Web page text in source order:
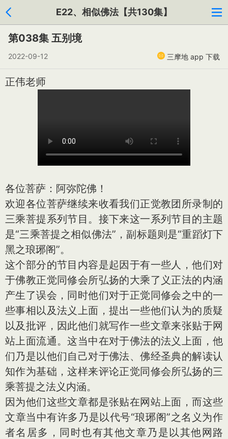
E22、相似佛法【共130集】
第038集 五别境
2022-09-12 三摩地 app 下载
正伟老师
各位菩萨：阿弥陀佛！
欢迎各位菩萨继续来收看我们正觉教团所录制的
三乘菩提系列节目。接下来这一系列节目的主题
是“三乘菩提之相似佛法”，副标题则是“重蹈灯下
黑之琅琊阁”。
这个部分的节目内容是起因于有一些人，他们对
于佛教正觉同修会所弘扬的大乘了义正法的内涵
产生了误会，同时他们对于正觉同修会之中的一
些事相以及法义上面，提出一些他们认为的质疑
以及批评，因此他们就写作一些文章来张贴于网
站上面流通。这当中在对于佛法的法义上面，他
们乃是以他们自己对于佛法、佛经圣典的解读认
知作为基础，这样来评论正觉同修会所弘扬的三
乘菩提之法义内涵。
因为他们这些文章都是张贴在网站上面，而这些
文章当中有许多乃是以代号“琅琊阁”之名义为作
者名居多，同时也有其他文章乃是以其他网路